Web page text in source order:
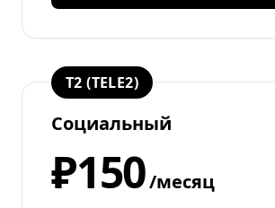
T2 (TELE2)
Социальный
₽150/месяц